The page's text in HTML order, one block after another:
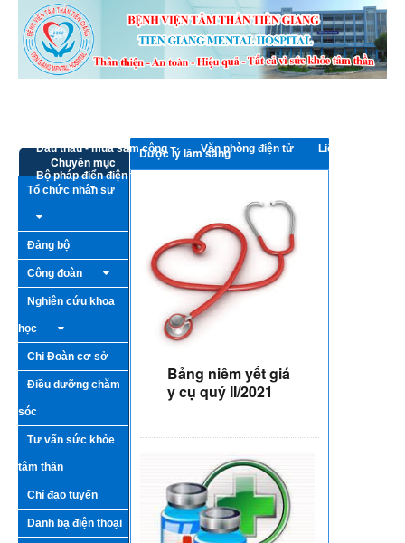
Truy cập nội dung luôn
Đấu thầu - mua sắm công Văn phòng điện tử Liên hệ
Bộ pháp điển điện tử
Chuyên mục
Tổ chức nhân sự
Đảng bộ
Công đoàn
Nghiên cứu khoa
học
Chi Đoàn cơ sở
Điều dưỡng chăm
sóc
Tư vấn sức khỏe
tâm thần
Chỉ đạo tuyến
Danh bạ điện thoại
Dược lý lâm sàng
Bảng niêm yết giá
y cụ quý II/2021